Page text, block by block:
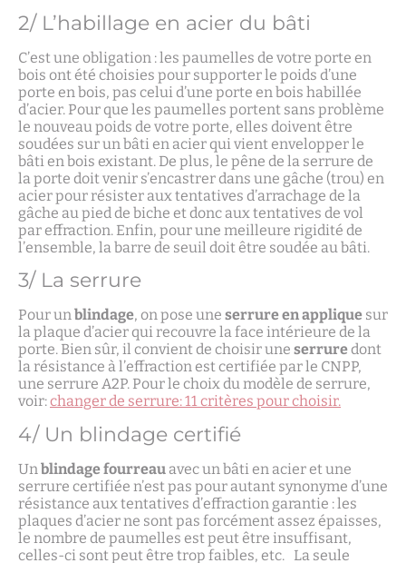
2/ L’habillage en acier du bâti
C’est une obligation : les paumelles de votre porte en
bois ont été choisies pour supporter le poids d’une
porte en bois, pas celui d’une porte en bois habillée
d’acier. Pour que les paumelles portent sans problème
le nouveau poids de votre porte, elles doivent être
soudées sur un bâti en acier qui vient envelopper le
bâti en bois existant. De plus, le pêne de la serrure de
la porte doit venir s’encastrer dans une gâche (trou) en
acier pour résister aux tentatives d’arrachage de la
gâche au pied de biche et donc aux tentatives de vol
par effraction. Enfin, pour une meilleure rigidité de
l’ensemble, la barre de seuil doit être soudée au bâti.
3/ La serrure
Pour unblindage, on pose une serrure en applique sur
la plaque d’acier qui recouvre la face intérieure de la
porte. Bien sûr, il convient de choisir une serruredont
la résistance à l’effraction est certifiée par le CNPP,
une serrure A2P. Pour le choix du modèle de serrure,
voir:changer de serrure: 11 critères pour choisir.
4/ Un blindage certifié
Unblindage fourreau avec un bâti en acier et une
serrure certifiée n’est pas pour autant synonyme d’une
résistance aux tentatives d’effraction garantie : les
plaques d’acier ne sont pas forcément assez épaisses,
le nombre de paumelles est peut être insuffisant,
celles-ci sont peut être trop faibles, etc. La seule